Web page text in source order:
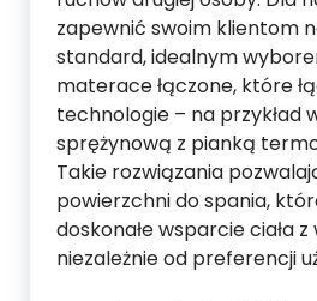
zapewnić swoim klientom
standard, idealnym
materace łączone, które
technologie – na przykład
sprężynową z pianką
Takie rozwiązania
powierzchni do spania,
doskonałe wsparcie ciała
niezależnie od preferencji